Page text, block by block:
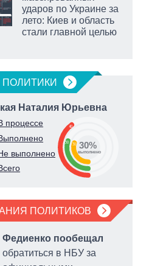
ударов по Украине за
лето: Киев и область
стали главной целью
ПОЛИТИКИ
Наталия Юрьевна
процессе
выполнено
40
30 30 30%
выполнено
ПОЛИТИКОВ
Федиенко пообещал
обратиться в НБУ за